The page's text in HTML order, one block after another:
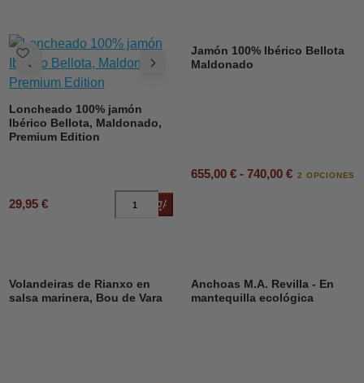
Loncheado 100% jamón
Ibérico Bellota, Maldonado,
Premium Edition
29,95 € Añadir al carrito
Jamón 100% Ibérico Bellota
Maldonado
655,00 € - 740,00 € 2 OPCIONES
DESCUENTO23%
Volandeiras de Rianxo en
salsa marinera, Bou de Vara
Anchoas M.A. Revilla - En
mantequilla ecológica